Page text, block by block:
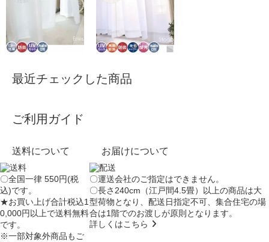
最近チェックした商品
ご利用ガイド
送料について
〇全国一律 550円(税
込)です。
★お買い上げ合計税込1
0,000円以上で送料無料
です。
※一部対象外商品もご
お届けについて
〇運送会社のご指定はできません。
〇長さ240cm（江戸間4.5畳）以上の商品は大
型荷物となり、配送日指定不可、集合住宅の場
合は1階でのお渡しが原則となります。
詳しくはこちら